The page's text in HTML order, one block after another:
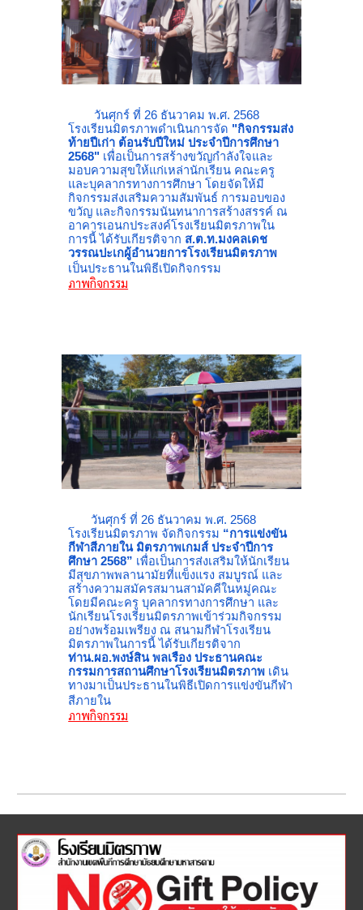
วันศุกร์ ที่ 26 ธันวาคม พ.ศ. 2568
โรงเรียนมิตรภาพดำเนินการจัด "กิจกรรมส่ง
ท้ายปีเก่า ต้อนรับปีใหม่ ประจำปีการศึกษา
2568" เพื่อเป็นการสร้างขวัญกำลังใจและ
มอบความสุขให้แก่เหล่านักเรียน คณะครู
และบุคลากรทางการศึกษา โดยจัดให้มี
กิจกรรมส่งเสริมความสัมพันธ์ การมอบของ
ขวัญ และกิจกรรมนันทนาการสร้างสรรค์ ณ
อาคารเอนกประสงค์โรงเรียนมิตรภาพใน
การนี้ ได้รับเกียรติจาก ส.ต.ท.มงคลเดช
วรรณปะเกผู้อำนวยการโรงเรียนมิตรภาพ
เป็นประธานในพิธีเปิดกิจกรรม
ภาพกิจกรรม
วันศุกร์ ที่ 26 ธันวาคม พ.ศ. 2568
โรงเรียนมิตรภาพ จัดกิจกรรม “การแข่งขัน
กีฬาสีภายใน มิตรภาพเกมส์ ประจำปีการ
ศึกษา 2568” เพื่อเป็นการส่งเสริมให้นักเรียน
มีสุขภาพพลานามัยที่แข็งแรง สมบูรณ์ และ
สร้างความสมัครสมานสามัคคีในหมู่คณะ
โดยมีคณะครู บุคลากรทางการศึกษา และ
นักเรียนโรงเรียนมิตรภาพเข้าร่วมกิจกรรม
อย่างพร้อมเพรียง ณ สนามกีฬาโรงเรียน
มิตรภาพในการนี้ ได้รับเกียรติจาก
ท่าน.ผอ.พงษ์สิน พลเรือง ประธานคณะ
กรรมการสถานศึกษาโรงเรียนมิตรภาพ เดิน
ทางมาเป็นประธานในพิธีเปิดการแข่งขันกีฬา
สีภายใน
ภาพกิจกรรม